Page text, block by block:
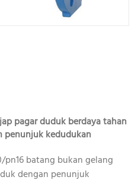
pagar duduk berdaya tahan
penunjuk kedudukan
pn16 batang bukan gelang
dengan penunjuk